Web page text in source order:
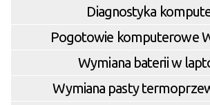
Diagnostyka
Pogotowie komputerowe
Wymiana baterii w
Wymiana pasty